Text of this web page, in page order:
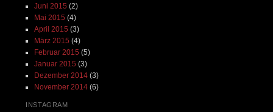
Juni 2015 (2)
Mai 2015 (4)
April 2015 (3)
März 2015 (4)
Februar 2015 (5)
Januar 2015 (3)
Dezember 2014(3)
November 2014(6)
INSTAGRAM